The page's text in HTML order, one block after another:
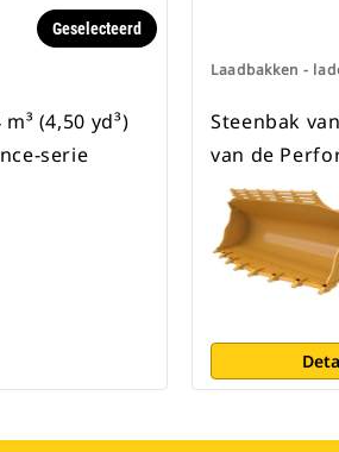
Geselecteerd
(4,50 yd³)
serie
Laadbakken -
Steenbak
van de